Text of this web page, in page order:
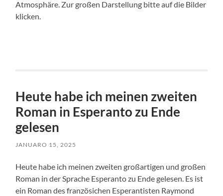
Atmosphäre. Zur großen Darstellung bitte auf die Bilder
klicken.
Heute habe ich meinen zweiten
Roman in Esperanto zu Ende
gelesen
JANUARO 15, 2025
Heute habe ich meinen zweiten großartigen und großen
Roman in der Sprache Esperanto zu Ende gelesen. Es ist
ein Roman des französichen Esperantisten Raymond